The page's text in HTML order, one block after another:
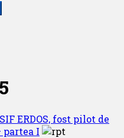
ERDOS, fost pilot de
I